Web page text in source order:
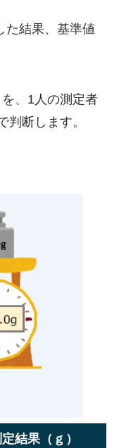
結果、 基準値
、1人の測定者
判断します。
結果（ｇ）